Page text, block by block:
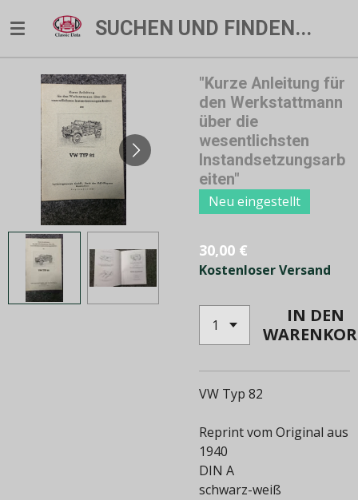
Hauptinhalt
springen
SUCHEN UND FINDEN...
"Kurze Anleitung für
den Werkstattmann
über die
wesentlichsten
Instandsetzungsarb
eiten"
Neu eingestellt
30,00 €
Kostenloser Versand
IN DEN
VW Typ 82
Reprint vom Original aus
1940
DIN A
schwarz-weiß